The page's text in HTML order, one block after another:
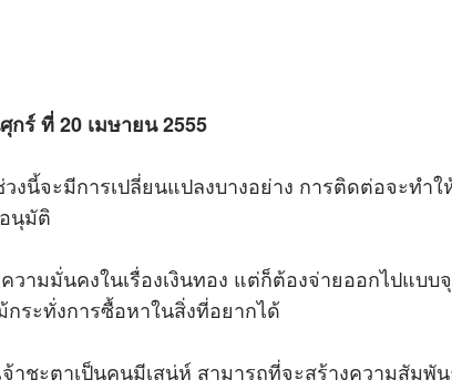
กร์ ที่ 20 เมษายน 2555
งนี้จะมีการเปลี่ยนแปลงบางอย่าง การติดต่อจะทำใ
นุมัติ
วามมั่นคงในเรื่องเงินทอง แต่ก็ต้องจ่ายออกไปแบบ
กระทั่งการซื้อหาในสิ่งที่อยากได้
จ้าชะตาเป็นคนมีเสน่ห์ สามารถที่จะสร้างความสัมพั